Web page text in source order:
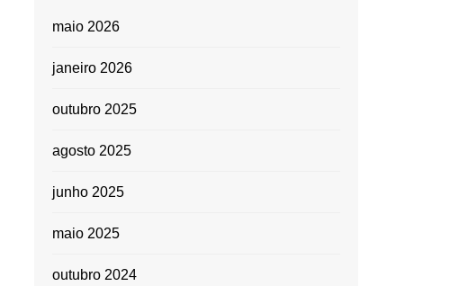
maio 2026
janeiro 2026
outubro 2025
agosto 2025
junho 2025
maio 2025
outubro 2024